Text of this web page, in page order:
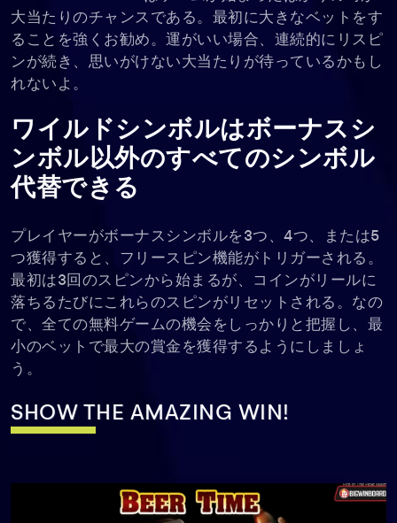
大当たりのチャンスである。最初に大きなベットをす
ることを強くお勧め。運がいい場合、連続的にリスピ
ンが続き、思いがけない大当たりが待っているかもし
れないよ。
ワイルドシンボルはボーナスシ
ンボル以外のすべてのシンボル
代替できる
プレイヤーがボーナスシンボルを3つ、4つ、または5
つ獲得すると、フリースピン機能がトリガーされる。
最初は3回のスピンから始まるが、コインがリールに
落ちるたびにこれらのスピンがリセットされる。なの
で、全ての無料ゲームの機会をしっかりと把握し、最
小のベットで最大の賞金を獲得するようにしましょ
う。
SHOW THE AMAZING WIN!